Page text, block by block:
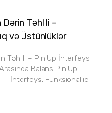
Dərin Təhlili –
və Üstünlüklər
Təhlili – Pin Up İnterfeysi
Balans Pin Up
– İnterfeys, Funksionallıq